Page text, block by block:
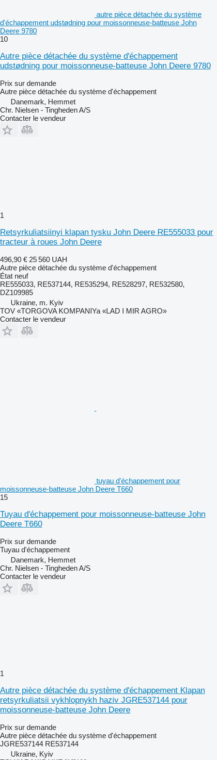
autre pièce détachée du système
d'échappement udstødning pour moissonneuse-batteuse John
Deere 9780
10
Autre pièce détachée du système d'échappement
udstødning pour moissonneuse-batteuse John Deere 9780
Prix sur demande
Autre pièce détachée du système d'échappement
Danemark, Hemmet
Chr. Nielsen - Tingheden A/S
Contacter le vendeur
1
Retsyrkuliatsiinyi klapan tysku John Deere RE555033 pour
tracteur à roues John Deere
496,90 € 25 560 UAH
Autre pièce détachée du système d'échappement
État neuf
RE555033, RE537144, RE535294, RE528297, RE532580,
DZ109985
Ukraine, m. Kyiv
TOV «TORGOVA KOMPANIYa «LAD I MIR AGRO»
Contacter le vendeur
tuyau d'échappement pour
moissonneuse-batteuse John Deere T660
15
Tuyau d'échappement pour moissonneuse-batteuse John
Deere T660
Prix sur demande
Tuyau d'échappement
Danemark, Hemmet
Chr. Nielsen - Tingheden A/S
Contacter le vendeur
1
Autre pièce détachée du système d'échappement Klapan
retsyrkuliatsii vykhlopnykh haziv JGRE537144 pour
moissonneuse-batteuse John Deere
Prix sur demande
Autre pièce détachée du système d'échappement
JGRE537144 RE537144
Ukraine, Kyiv